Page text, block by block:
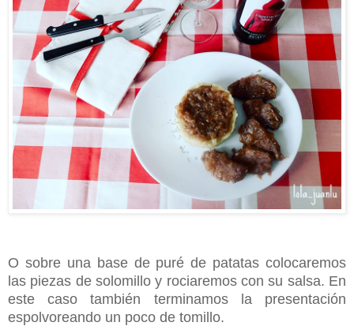
O sobre una base de puré de patatas colocaremos
las piezas de solomillo y rociaremos con su salsa. En
este caso también terminamos la presentación
espolvoreando un poco de tomillo.